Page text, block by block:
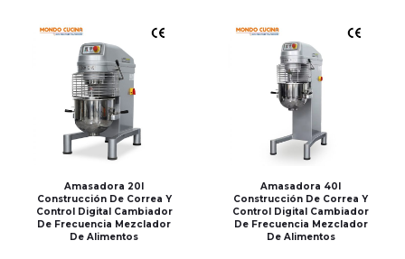
Amasadora 20l
Construcción De Correa Y
Control Digital Cambiador
De Frecuencia Mezclador
De Alimentos
Amasadora 40l
Construcción De Correa Y
Control Digital Cambiador
De Frecuencia Mezclador
De Alimentos